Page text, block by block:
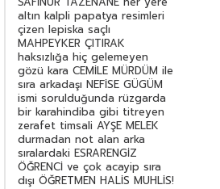
altın kalpli papatya resimleri
çizen lepiska saçlı
MAHPEYKER ÇITIRAK
haksızlığa hiç gelemeyen
gözü kara CEMİLE MÜRDÜM ile
sıra arkadaşı NEFİSE GÜGÜM
ismi sorulduğunda rüzgarda
bir karahindiba gibi titreyen
zerafet timsali AYŞE MELEK
durmadan not alan arka
sıralardaki ESRARENGİZ
ÖĞRENCİ ve çok acayip sıra
dışı ÖĞRETMEN HALİS MUHLİS!